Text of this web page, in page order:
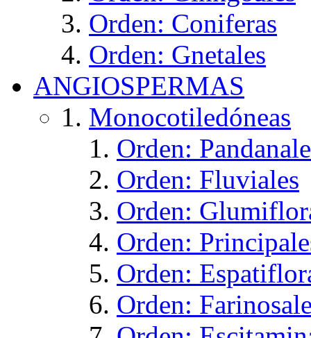
Orden: Coniferas
Orden: Gnetales
ANGIOSPERMAS
Monocotiledóneas
Orden:
Orden: Fluviales
Orden:
Orden:
Orden:
Orden: